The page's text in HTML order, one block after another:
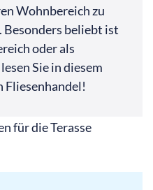
Wohnbereich zu
Besonders beliebt ist
oder als
Sie in diesem
Fliesenhandel!